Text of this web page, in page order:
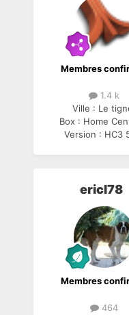
Membres
1.4 k
Ville : Le
Box : Home
Version : HC3
ericl78
Membres
464